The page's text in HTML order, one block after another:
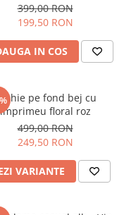
399,00 RON
199,50 RON
IN COS
pe fond bej cu
imprimeu floral roz
499,00 RON
249,50 RON
VARIANTE